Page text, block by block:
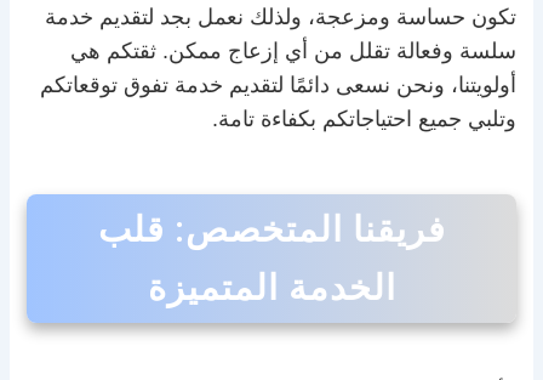
تكون حساسة ومزعجة، ولذلك نعمل بجد لتقديم خدمة
سلسة وفعالة تقلل من أي إزعاج ممكن. ثقتكم هي
أولويتنا، ونحن نسعى دائمًا لتقديم خدمة تفوق توقعاتكم
وتلبي جميع احتياجاتكم بكفاءة تامة.
فريقنا المتخصص: قلب
الخدمة المتميزة